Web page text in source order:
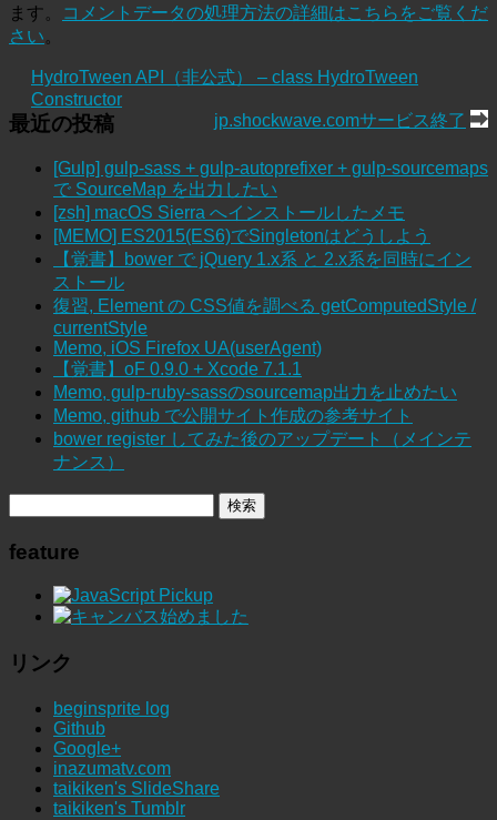
ます。
コメントデータの処理方法の詳細はこちらをご覧くだ
さい。
HydroTween API（非公式） – class HydroTween
Constructor
jp.shockwave.comサービス終了
最近の投稿
[Gulp] gulp-sass + gulp-autoprefixer + gulp-sourcemaps
で SourceMap を出力したい
[zsh] macOS Sierra へインストールしたメモ
[MEMO] ES2015(ES6)でSingletonはどうしよう
【覚書】bower で jQuery 1.x系 と 2.x系を同時にイン
ストール
復習, Element の CSS値を調べる getComputedStyle /
currentStyle
Memo, iOS Firefox UA(userAgent)
【覚書】oF 0.9.0 + Xcode 7.1.1
Memo, gulp-ruby-sassのsourcemap出力を止めたい
Memo, github で公開サイト作成の参考サイト
bower register してみた後のアップデート（メインテ
ナンス）
feature
リンク
beginsprite log
Github
Google+
inazumatv.com
taikiken's SlideShare
taikiken's Tumblr